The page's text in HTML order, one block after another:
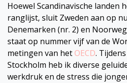
Hoewel Scandinavische landen
ranglijst, sluit Zweden aan op
Denemarken (nr. 2) en
staat op nummer vijf van de
metingen van het OECD.
Stockholm heb ik diverse
werkdruk en de stress die